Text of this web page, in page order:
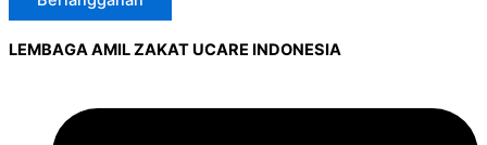
LEMBAGA AMIL ZAKAT UCARE INDONESIA